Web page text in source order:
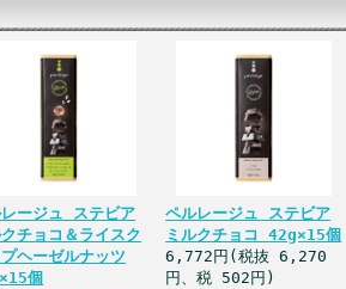
ージュ ステビア
クチョコ＆ライスク
プヘーゼルナッツ
個
ペルレージュ ステビア
ミルクチョコ 42g×15個
6,772円(税抜 6,270
円、税 502円)